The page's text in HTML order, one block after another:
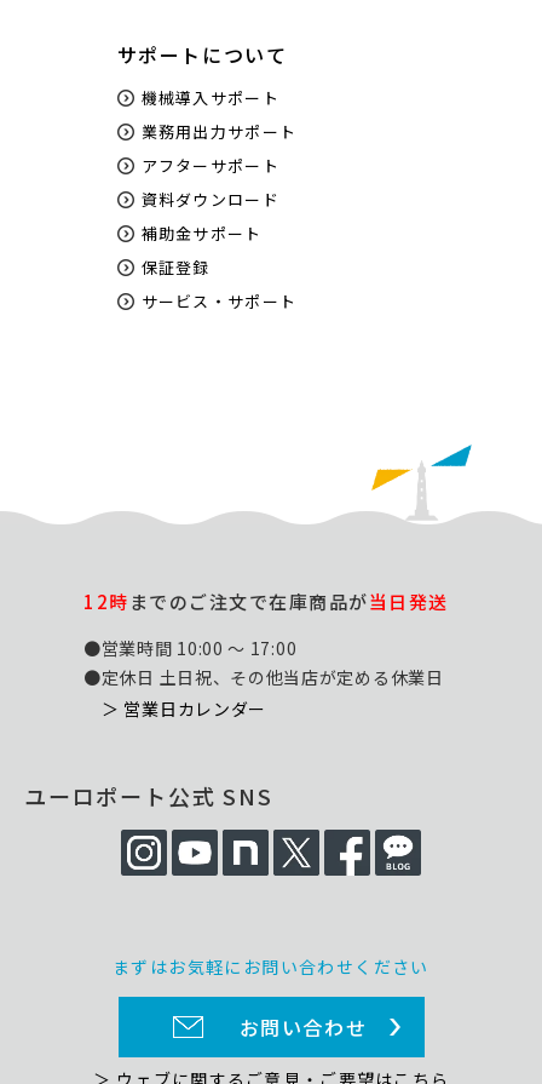
サポートについて
機械導入サポート
業務用出力サポート
アフターサポート
資料ダウンロード
補助金サポート
保証登録
サービス・サポート
12時までのご注文で在庫商品が当日発送
●営業時間 10:00 ～ 17:00
●定休日 土日祝、その他当店が定める休業日
＞ 営業日カレンダー
ユーロポート公式 SNS
まずはお気軽にお問い合わせください
お問い合わせ
＞ ウェブに関するご意見・ご要望はこちら